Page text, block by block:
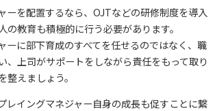
ーを配置するなら、OJTなどの研修制度を導入
の教育も積極的に行う必要があります。
ーに部下育成のすべてを任せるのではなく、職
、上司がサポートをしながら責任をもって取り
整えましょう。
レイングマネジャー自身の成長も促すことに繋